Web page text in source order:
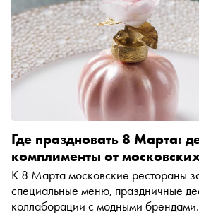
Где праздновать 8 Марта:
комплименты от
К 8 Марта московские рестораны
специальные меню, праздничные
коллаборации с модными